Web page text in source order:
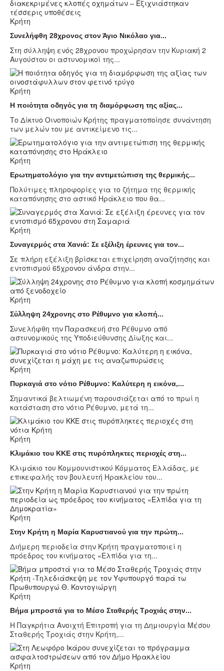
Κρήτη
Συνελήφθη 28χρονος στον Άγιο Νικόλαο για...
Στη σύλληψη ενός 28χρονου προχώρησαν την Κυριακή 2
Αυγούστου οι αστυνομικοί της...
Κρήτη
Η ποιότητα οδηγός για τη διαμόρφωση της αξίας...
Το Δίκτυο Οινοποιών Κρήτης πραγματοποίησε συνάντηση
των μελών του με αντικείμενο τις...
Κρήτη
Ερωτηματολόγιο για την αντιμετώπιση της θερμικής...
Πολύτιμες πληροφορίες για το ζήτημα της θερμικής
καταπόνησης στο αστικό Ηράκλειο που θα...
Κρήτη
Συναγερμός στα Χανιά: Σε εξέλιξη έρευνες για τον...
Σε πλήρη εξέλιξη βρίσκεται επιχείρηση αναζήτησης και
εντοπισμού 65χρονου άνδρα στην...
Κρήτη
Σύλληψη 24χρονης στο Ρέθυμνο για κλοπή...
Συνελήφθη την Παρασκευή στο Ρέθυμνο από
αστυνομικούς της Υποδιεύθυνσης Δίωξης και...
Κρήτη
Πυρκαγιά στο νότιο Ρέθυμνο: Καλύτερη η εικόνα,...
Σημαντικά βελτιωμένη παρουσιάζεται από το πρωί η
κατάσταση στο νότιο Ρέθυμνο, μετά τη...
Κρήτη
Κλιμάκιο του ΚΚΕ στις πυρόπληκτες περιοχές στη...
Κλιμάκιο του Κομμουνιστικού Κόμματος Ελλάδας, με
επικεφαλής τον βουλευτή Ηρακλείου του...
Κρήτη
Στην Κρήτη η Μαρία Καρυστιανού για την πρώτη...
Διήμερη περιοδεία στην Κρήτη πραγματοποιεί η
πρόεδρος του κινήματος «Ελπίδα για τη...
Κρήτη
Βήμα μπροστά για το Μέσο Σταθερής Τροχιάς στην...
Η Παγκρήτια Ανοιχτή Επιτροπή για τη Δημιουργία Μέσου
Σταθερής Τροχιάς στην Κρήτη,...
Κρήτη